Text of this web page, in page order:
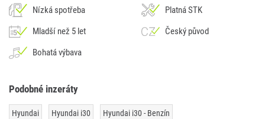
Nízká spotřeba
Platná STK
Mladší než 5 let
Český původ
Bohatá výbava
Podobné inzeráty
Hyundai Hyundai i30 Hyundai i30 - Benzín